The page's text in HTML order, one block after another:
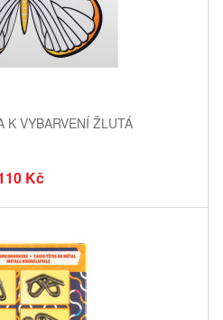
K VYBARVENÍ ŽLUTÁ
Kč